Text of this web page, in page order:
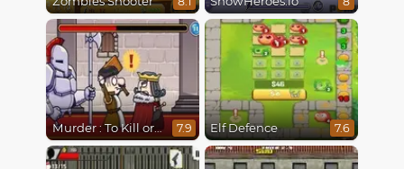
Murder : To Kill or Not to Kill 7.9 Elf Defence 7.6